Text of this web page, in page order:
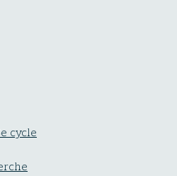
cycle